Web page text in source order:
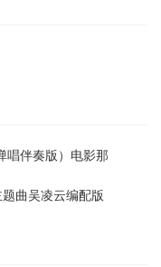
唱伴奏版）电影那
曲吴凌云编配版